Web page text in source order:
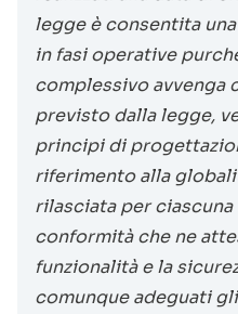
legge è consentita
in fasi operative
complessivo avvenga
previsto dalla legge,
principi di
riferimento alla
rilasciata per
conformità che ne
funzionalità e la
comunque adeguati